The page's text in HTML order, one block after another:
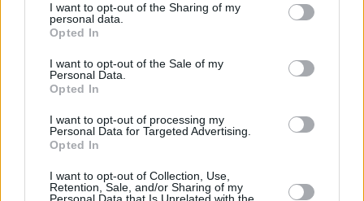
I want to opt-out of the Sharing of my
personal data.
Opted In
I want to opt-out of the Sale of my
Personal Data.
Opted In
I want to opt-out of processing my
Personal Data for Targeted Advertising.
Opted In
I want to opt-out of Collection, Use,
Retention, Sale, and/or Sharing of my
Personal Data that Is Unrelated with the
Πριν 8 ημέρες
Τρίτος στη σφαιροβολία στη διεθνή συνάντηση
Ελλάδας–Κύπρου Κ18 ο Δημήτρης Τέλλιος